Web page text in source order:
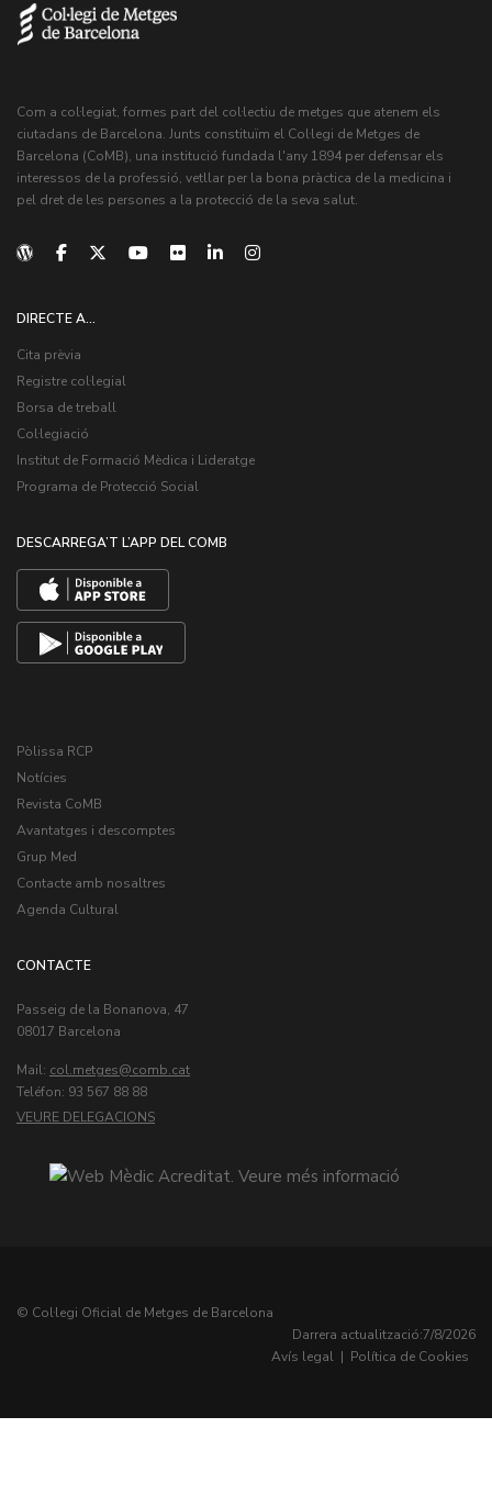
Com a col·legiat, formes part del col·lectiu de metges que atenem els
ciutadans de Barcelona. Junts constituïm el Col·legi de Metges de
Barcelona (CoMB), una institució fundada l'any 1894 per defensar els
interessos de la professió, vetllar per la bona pràctica de la medicina i
pel dret de les persones a la protecció de la seva salut.
DIRECTE A...
Cita prèvia
Registre col·legial
Borsa de treball
Col·legiació
Institut de Formació Mèdica i Lideratge
Programa de Protecció Social
DESCARREGA’T L’APP DEL COMB
Pòlissa RCP
Notícies
Revista CoMB
Avantatges i descomptes
Grup Med
Contacte amb nosaltres
Agenda Cultural
CONTACTE
Passeig de la Bonanova, 47
08017 Barcelona
Mail: col.metges
Teléfon: 93 567 88 88
VEURE DELEGACIONS
© Col·legi Oficial de Metges de Barcelona
Darrera actualització:7/8/2026
Avís legal | Política de Cookies